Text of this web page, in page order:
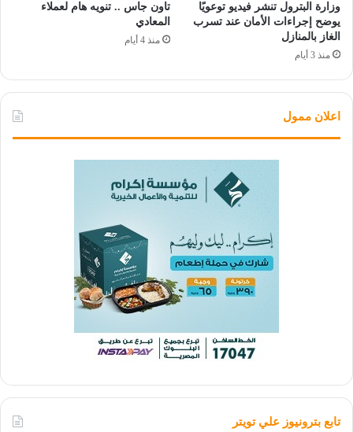
وزارة البترول تنشر فيديو توعويًا
يوضح إجراءات الأمان عند تسرب
الغاز بالمنازل
منذ 3 أيام
تاون جاس .. تنويه هام لعملاء
المعادي
منذ 4 أيام
اعلان ممول
تابع بترونيوز علي تويتر